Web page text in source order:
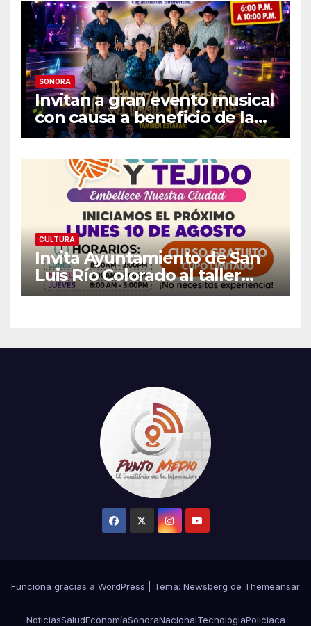
SONORA
Invitan a gran evento musical
con causa a beneficio de la
Fundación «Ayúdanos a
CULTURA
Invita Ayuntamiento de San
Luis Río Colorado al taller
gratuito «Arte, Color y Tejido»
Funciona gracias a WordPress Tema: Newsberg de Themeansar
NoticiasSaludEconomíaSonoraNacionalTecnologiaPoliciaca